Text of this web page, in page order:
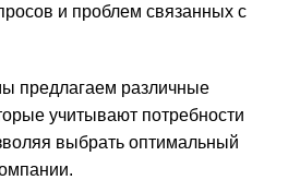
и проблем связанных с
предлагаем различные
учитывают потребности
выбрать оптимальный